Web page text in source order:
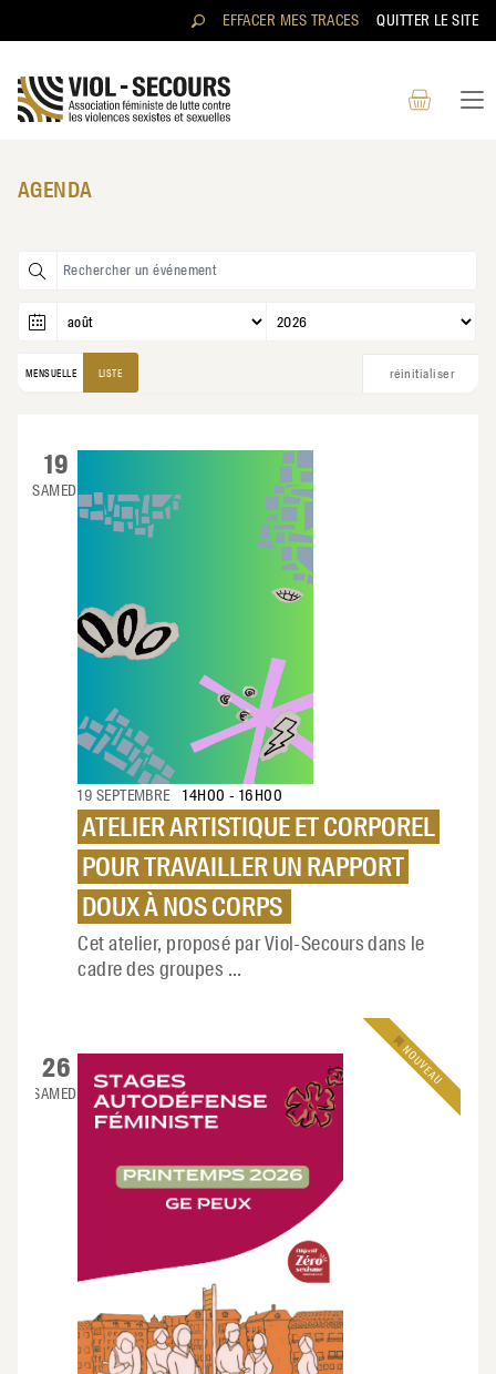
Aller au contenu directement EFFACER MES TRACES QUITTER LE SITE
AGENDA
MENSUELLE LISTE
19
SAMEDI
19 SEPTEMBRE 14H00 - 16H00
ATELIER ARTISTIQUE ET CORPOREL
POUR TRAVAILLER UN RAPPORT
DOUX À NOS CORPS
Cet atelier, proposé par Viol-Secours dans le
cadre des groupes ...
26
SAMEDI
NOUVEAU